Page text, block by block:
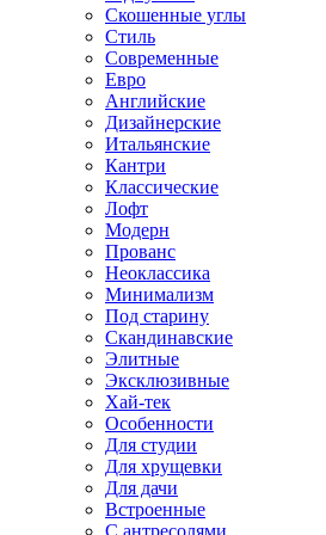
Скошенные углы
Стиль
Современные
Евро
Английские
Дизайнерские
Итальянские
Кантри
Классические
Лофт
Модерн
Прованс
Неоклассика
Минимализм
Под старину
Скандинавские
Элитные
Эксклюзивные
Хай-тек
Особенности
Для студии
Для хрущевки
Для дачи
Встроенные
С антресолями